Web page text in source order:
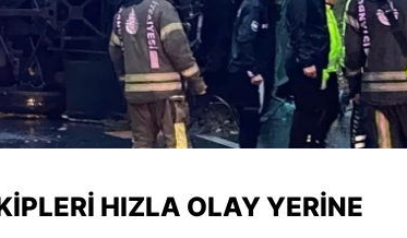
Malatya
HIZLA OLAY YERINE